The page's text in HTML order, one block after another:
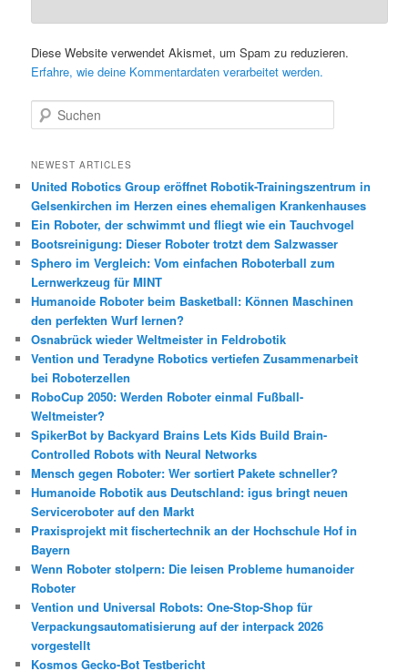
Diese Website verwendet Akismet, um Spam zu reduzieren.
Erfahre, wie deine Kommentardaten verarbeitet werden.
u
h
n
NEWEST ARTICLES
United Robotics Group eröffnet Robotik-Trainingszentrum in
Gelsenkirchen im Herzen eines ehemaligen Krankenhauses
Ein Roboter, der schwimmt und fliegt wie ein Tauchvogel
Bootsreinigung: Dieser Roboter trotzt dem Salzwasser
Sphero im Vergleich: Vom einfachen Roboterball zum
Lernwerkzeug für MINT
Humanoide Roboter beim Basketball: Können Maschinen
den perfekten Wurf lernen?
Osnabrück wieder Weltmeister in Feldrobotik
Vention und Teradyne Robotics vertiefen Zusammenarbeit
bei Roboterzellen
RoboCup 2050: Werden Roboter einmal Fußball-
Weltmeister?
SpikerBot by Backyard Brains Lets Kids Build Brain-
Controlled Robots with Neural Networks
Mensch gegen Roboter: Wer sortiert Pakete schneller?
Humanoide Robotik aus Deutschland: igus bringt neuen
Serviceroboter auf den Markt
Praxisprojekt mit fischertechnik an der Hochschule Hof in
Bayern
Wenn Roboter stolpern: Die leisen Probleme humanoider
Roboter
Vention und Universal Robots: One-Stop-Shop für
Verpackungsautomatisierung auf der interpack 2026
vorgestellt
Kosmos Gecko-Bot Testbericht